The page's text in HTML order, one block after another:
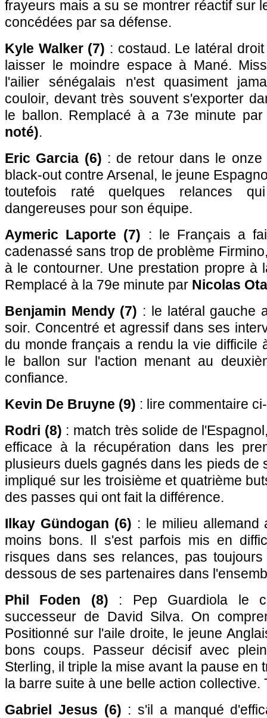
frayeurs mais a su se montrer réactif sur
concédées par sa défense.
Kyle Walker (7) : costaud. Le latéral
laisser le moindre espace à Mané.
l'ailier sénégalais n'est quasiment
couloir, devant très souvent s'exporter
le ballon. Remplacé à a 73e minute
noté).
Eric Garcia (6) : de retour dans le
black-out contre Arsenal, le jeune
toutefois raté quelques relances
dangereuses pour son équipe.
Aymeric Laporte (7) : le Français a
cadenassé sans trop de problème
à le contourner. Une prestation propre à
Remplacé à la 79e minute par Nicolas
Benjamin Mendy (7) : le latéral gauche
soir. Concentré et agressif dans ses
du monde français a rendu la vie difficile
le ballon sur l'action menant au
confiance.
Kevin De Bruyne (9) : lire commentaire
Rodri (8) : match très solide de
efficace à la récupération dans les
plusieurs duels gagnés dans les pieds de
impliqué sur les troisième et quatrième
des passes qui ont fait la différence.
Ilkay Gündogan (6) : le milieu
moins bons. Il s'est parfois mis en
risques dans ses relances, pas
dessous de ses partenaires dans
Phil Foden (8) : Pep Guardiola le
successeur de David Silva. On
Positionné sur l'aile droite, le jeune
bons coups. Passeur décisif avec
Sterling, il triple la mise avant la pause en
la barre suite à une belle action collective.
Gabriel Jesus (6) : s'il a manqué